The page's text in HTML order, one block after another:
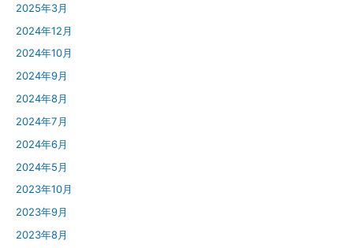
2025年3月
2024年12月
2024年10月
2024年9月
2024年8月
2024年7月
2024年6月
2024年5月
2023年10月
2023年9月
2023年8月